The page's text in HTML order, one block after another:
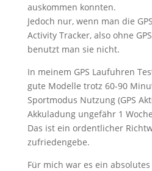
auskommen konnten.
Jedoch nur, wenn man die
Activity Tracker, also ohne
benutzt man sie nicht.
In meinem GPS Laufuhren
gute Modelle trotz 60-90
Sportmodus Nutzung (GPS
Akkuladung ungefähr 1
Das ist ein ordentlicher
zufriedengebe.
Für mich war es ein